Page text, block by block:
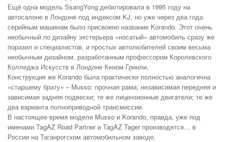
Ещё одна модель SsangYong дебютировала в 1995 году на
автосалоне в Лондоне под индексом KJ, но уже через два года
серийным машинам было присвоено название Korando. Этот очень
необычный по дизайну экстерьера «носатый» автомобиль сразу же
поразил и специалистов, и простых автолюбителей своим весьма
необычным дизайном, разработанным профессором Королевского
Колледжа Искусств в Лондоне Кеном Гринли.
Конструкция же Korando была практически полностью аналогична
«старшему брату» – Musso: прочная рама; независимая передняя и
зависимая задняя подвески; те же лицензионные двигатели; те же
два варианта полноприводной трансмиссии.
В настоящее время модели Musso и Korando, правда, уже под
именами TagAZ Road Partner и TagAZ Tager производятся… в
России на Таганрогском автомобильном заводе.